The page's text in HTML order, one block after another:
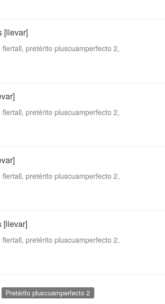
[llevar]
flertall, pretérito pluscuamperfecto 2,
flertall, pretérito pluscuamperfecto 2,
flertall, pretérito pluscuamperfecto 2,
[llevar]
flertall, pretérito pluscuamperfecto 2,
Pretérito pluscuamperfecto 2